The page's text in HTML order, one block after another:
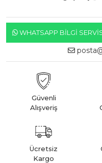
WHATSAPP BILGI
Güvenli
Alışveriş
Ücretsiz
Kargo